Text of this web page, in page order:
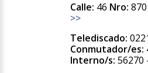
Calle: 46 Nro: 870
>>
Telediscado:
Conmutador/es:
Interno/s: 56270